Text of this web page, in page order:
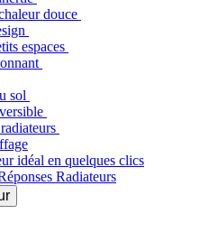
douce
espaces
sol
idéal en quelques clics
Radiateurs